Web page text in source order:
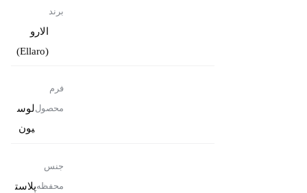
برند
الارو
(Ellaro)
فرم
محصوللوس
یون
جنس
محفظهپلاست